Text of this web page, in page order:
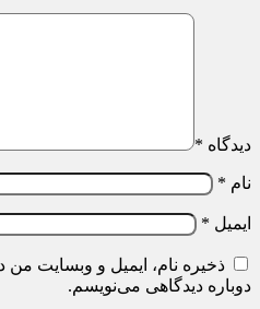
دیدگاه *
نام *
ایمیل *
ذخیره نام، ایمیل و وبسایت
دوباره دیدگاهی می‌نویسم.